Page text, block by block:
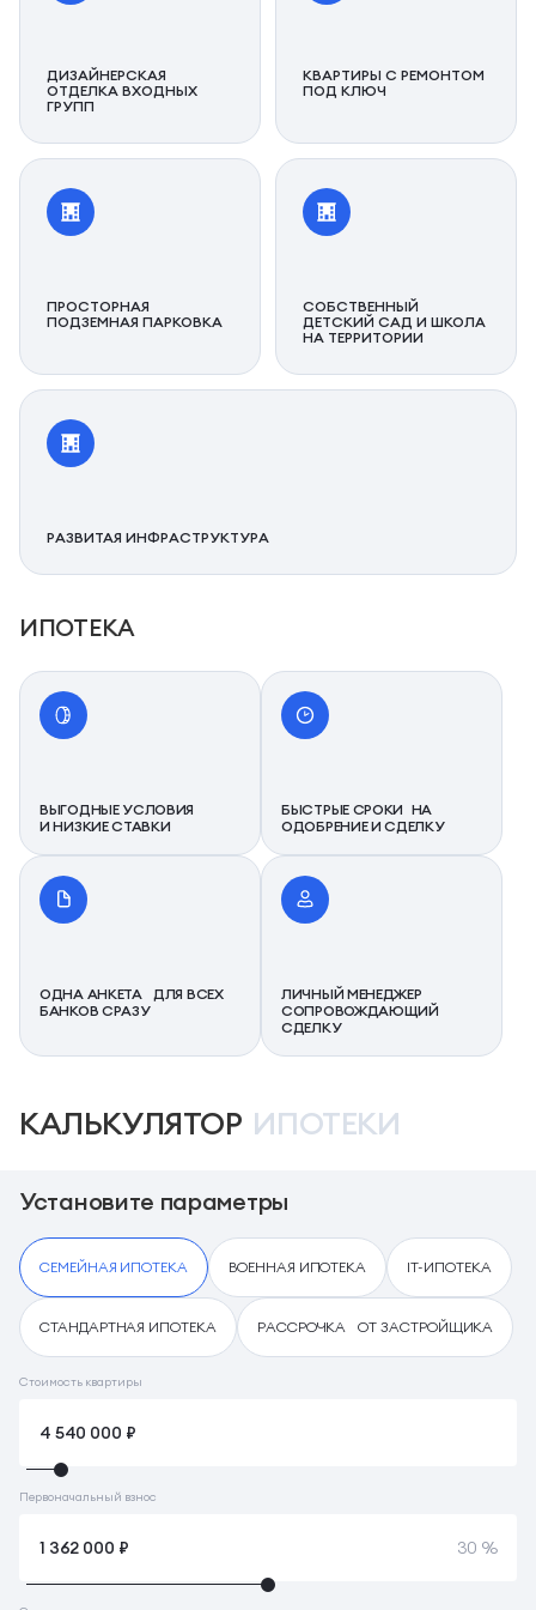
ДИЗАЙНЕРСКАЯ
ОТДЕЛКА ВХОДНЫХ
ГРУПП
КВАРТИРЫ С РЕМОНТОМ
ПОД КЛЮЧ
ПРОСТОРНАЯ
ПОДЗЕМНАЯ ПАРКОВКА
СОБСТВЕННЫЙ
ДЕТСКИЙ САД И ШКОЛА
НА ТЕРРИТОРИИ
РАЗВИТАЯ ИНФРАСТРУКТУРА
ИПОТЕКА
ВЫГОДНЫЕ УСЛОВИЯ
И НИЗКИЕ СТАВКИ
БЫСТРЫЕ СРОКИ НА
ОДОБРЕНИЕ И СДЕЛКУ
ОДНА АНКЕТА ДЛЯ ВСЕХ
БАНКОВ СРАЗУ
ЛИЧНЫЙ МЕНЕДЖЕР
СОПРОВОЖДАЮЩИЙ
СДЕЛКУ
КАЛЬКУЛЯТОР ИПОТЕКИ
Установите параметры
СЕМЕЙНАЯ ИПОТЕКА ВОЕННАЯ ИПОТЕКА IT-ИПОТЕКА
СТАНДАРТНАЯ ИПОТЕКА РАССРОЧКА ОТ ЗАСТРОЙЩИКА
Стоимость квартиры
Первоначальный взнос
30 %